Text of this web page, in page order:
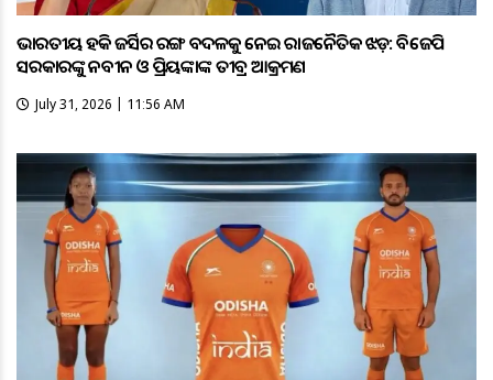
ଭାରତୀୟ ହକି ଜର୍ସିର ରଙ୍ଗ ବଦଳକୁ ନେଇ ରାଜନୈତିକ ଝଡ଼: ବିଜେପି
ସରକାରଙ୍କୁ ନବୀନ ଓ ପ୍ରିୟଙ୍କାଙ୍କ ତୀବ୍ର ଆକ୍ରମଣ
July 31, 2026 | 11:56 AM